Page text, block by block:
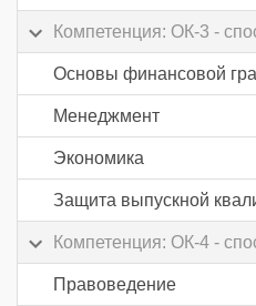
Компетенция: ОК-3 -
Основы финансовой
Менеджмент
Экономика
Компетенция: ОК-4 -
Правоведение